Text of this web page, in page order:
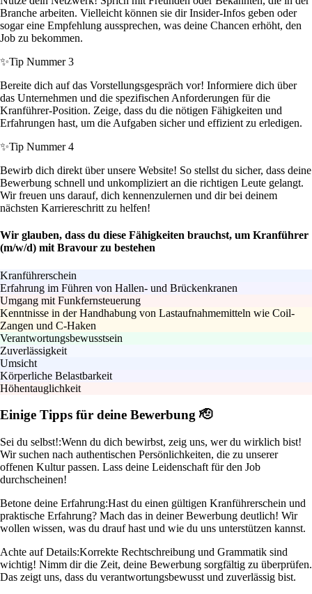
Branche arbeiten. Vielleicht können sie dir Insider-Infos geben oder
sogar eine Empfehlung aussprechen, was deine Chancen erhöht, den
Job zu bekommen.
✨Tip Nummer 3
Bereite dich auf das Vorstellungsgespräch vor! Informiere dich über
das Unternehmen und die spezifischen Anforderungen für die
Kranführer-Position. Zeige, dass du die nötigen Fähigkeiten und
Erfahrungen hast, um die Aufgaben sicher und effizient zu erledigen.
✨Tip Nummer 4
Bewirb dich direkt über unsere Website! So stellst du sicher, dass deine
Bewerbung schnell und unkompliziert an die richtigen Leute gelangt.
Wir freuen uns darauf, dich kennenzulernen und dir bei deinem
nächsten Karriereschritt zu helfen!
Wir glauben, dass du diese Fähigkeiten brauchst, um Kranführer
(m/w/d) mit Bravour zu bestehen
Kranführerschein
Erfahrung im Führen von Hallen- und Brückenkranen
Umgang mit Funkfernsteuerung
Kenntnisse in der Handhabung von Lastaufnahmemitteln wie Coil-
Zangen und C-Haken
Verantwortungsbewusstsein
Zuverlässigkeit
Umsicht
Körperliche Belastbarkeit
Höhentauglichkeit
Einige Tipps für deine Bewerbung 🫡
Sei du selbst!:Wenn du dich bewirbst, zeig uns, wer du wirklich bist!
Wir suchen nach authentischen Persönlichkeiten, die zu unserer
offenen Kultur passen. Lass deine Leidenschaft für den Job
durchscheinen!
Betone deine Erfahrung:Hast du einen gültigen Kranführerschein und
praktische Erfahrung? Mach das in deiner Bewerbung deutlich! Wir
wollen wissen, was du drauf hast und wie du uns unterstützen kannst.
Achte auf Details:Korrekte Rechtschreibung und Grammatik sind
wichtig! Nimm dir die Zeit, deine Bewerbung sorgfältig zu überprüfen.
Das zeigt uns, dass du verantwortungsbewusst und zuverlässig bist.